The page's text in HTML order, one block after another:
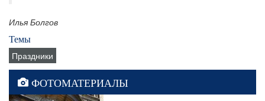
Илья Болгов
Темы
Праздники
ФОТОМАТЕРИАЛЫ